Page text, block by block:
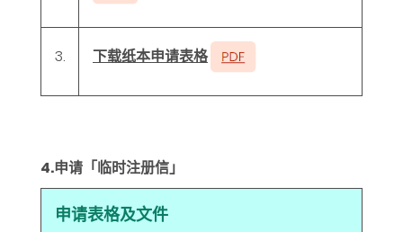
3. 下载纸本申请表格
4.申请「临时注册信」
申请表格及文件